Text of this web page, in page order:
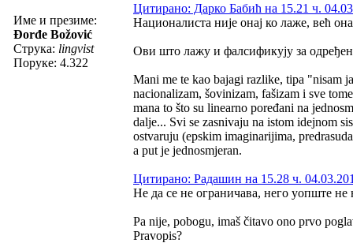
Име и презиме:
Đorđe Božović
Струка: lingvist
Поруке: 4.322
Цитирано: Дарко Бабић на 15.21 ч.
Националиста није онај ко лаже, већ
Ови што лажу и фалсификују за
Mani me te kao bajagi razlike, tipa "nisam
nacionalizam, šovinizam, fašizam i sve
mana to što su linearno poređani na
dalje... Svi se zasnivaju na istom idejnom
ostvaruju (epskim imaginarijima,
a put je jednosmjeran.
Цитирано: Радашин на 15.28 ч.
Не да се не ограничава, него уопште не
Pa nije, pobogu, imaš čitavo ono prvo
Pravopis?